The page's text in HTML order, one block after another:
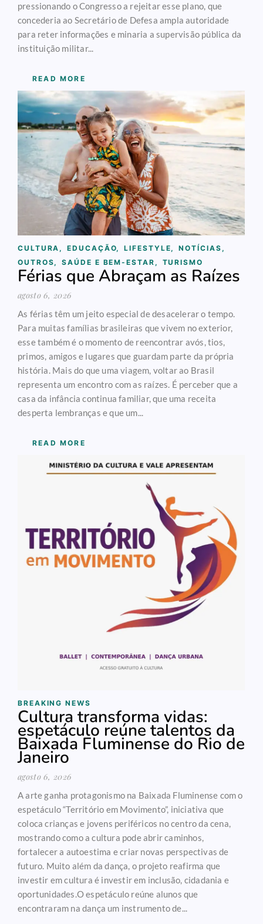
pressionando o Congresso a rejeitar esse plano, que
concederia ao Secretário de Defesa ampla autoridade
para reter informações e minaria a supervisão pública da
instituição militar...
READ MORE
CULTURA , EDUCAÇÃO, LIFESTYLE, NOTÍCIAS ,
OUTROS, SAÚDE E BEM-ESTAR , TURISMO
Férias que Abraçam as Raízes
agosto 6, 2026
As férias têm um jeito especial de desacelerar o tempo.
Para muitas famílias brasileiras que vivem no exterior,
esse também é o momento de reencontrar avós, tios,
primos, amigos e lugares que guardam parte da própria
história. Mais do que uma viagem, voltar ao Brasil
representa um encontro com as raízes. É perceber que a
casa da infância continua familiar, que uma receita
desperta lembranças e que um...
READ MORE
BREAKING NEWS
Cultura transforma vidas:
espetáculo reúne talentos da
Baixada Fluminense do Rio de
Janeiro
agosto 6, 2026
A arte ganha protagonismo na Baixada Fluminense com o
espetáculo “Território em Movimento”, iniciativa que
coloca crianças e jovens periféricos no centro da cena,
mostrando como a cultura pode abrir caminhos,
fortalecer a autoestima e criar novas perspectivas de
futuro. Muito além da dança, o projeto reafirma que
investir em cultura é investir em inclusão, cidadania e
oportunidades.O espetáculo reúne alunos que
encontraram na dança um instrumento de...